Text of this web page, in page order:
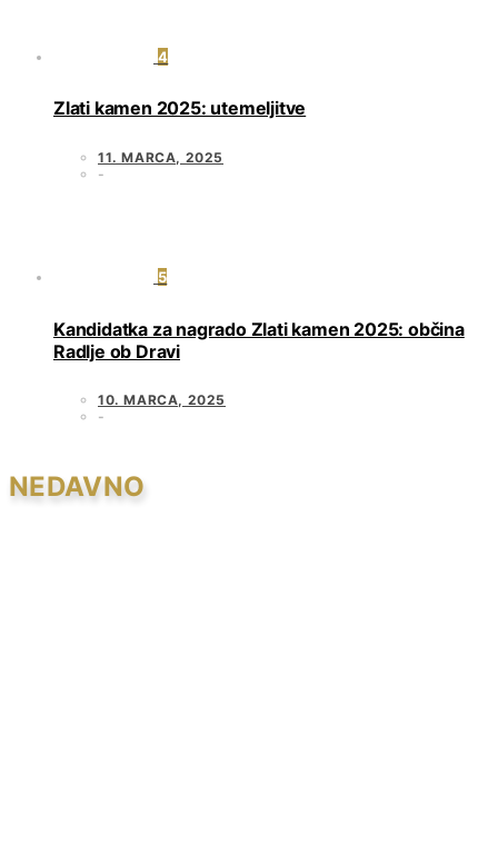
4
Zlati kamen 2025: utemeljitve
11. MARCA, 2025
5
Kandidatka za nagrado Zlati kamen 2025: občina
Radlje ob Dravi
10. MARCA, 2025
NEDAVNO